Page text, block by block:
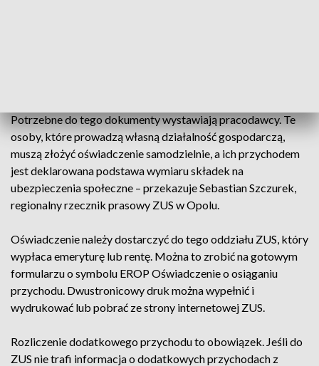
Potrzebne do tego dokumenty wystawiają pracodawcy. Te
osoby, które prowadzą własną działalność gospodarczą,
muszą złożyć oświadczenie samodzielnie, a ich przychodem
jest deklarowana podstawa wymiaru składek na
ubezpieczenia społeczne – przekazuje Sebastian Szczurek,
regionalny rzecznik prasowy ZUS w Opolu.
Oświadczenie należy dostarczyć do tego oddziału ZUS, który
wypłaca emeryturę lub rentę. Można to zrobić na gotowym
formularzu o symbolu EROP Oświadczenie o osiąganiu
przychodu. Dwustronicowy druk można wypełnić i
wydrukować lub pobrać ze strony internetowej ZUS.
Rozliczenie dodatkowego przychodu to obowiązek. Jeśli do
ZUS nie trafi informacja o dodatkowych przychodach z